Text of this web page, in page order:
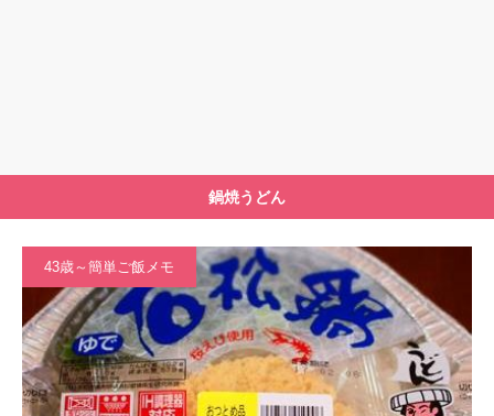
鍋焼うどん
43歳～簡単ご飯メモ